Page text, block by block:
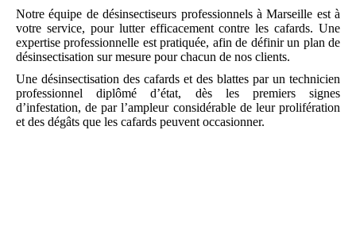
Notre équipe de désinsectiseurs professionnels à Marseille est à
votre service, pour lutter efficacement contre les cafards. Une
expertise professionnelle est pratiquée, afin de définir un plan de
désinsectisation sur mesure pour chacun de nos clients.
Une désinsectisation des cafards et des blattes par un technicien
professionnel diplômé d’état, dès les premiers signes
d’infestation, de par l’ampleur considérable de leur prolifération
et des dégâts que les cafards peuvent occasionner.